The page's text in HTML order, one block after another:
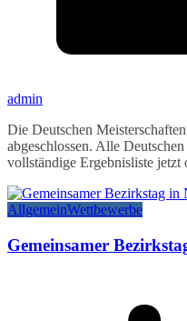
admin
Die Deutschen
abgeschlossen. Alle
vollständige Ergebnisliste jetzt
AllgemeinWettbewerbe
Gemeinsamer